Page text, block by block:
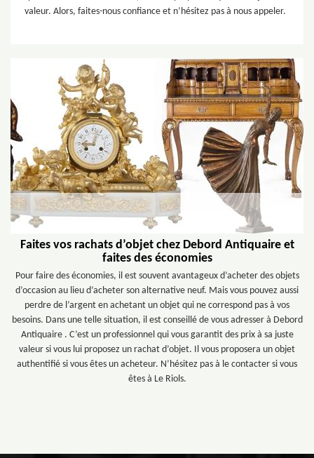
valeur. Alors, faites-nous confiance et n’hésitez pas à nous appeler.
Faites vos rachats d’objet chez Debord Antiquaire et
faites des économies
Pour faire des économies, il est souvent avantageux d’acheter des objets
d’occasion au lieu d’acheter son alternative neuf. Mais vous pouvez aussi
perdre de l’argent en achetant un objet qui ne correspond pas à vos
besoins. Dans une telle situation, il est conseillé de vous adresser à Debord
Antiquaire . C’est un professionnel qui vous garantit des prix à sa juste
valeur si vous lui proposez un rachat d’objet. Il vous proposera un objet
authentifié si vous êtes un acheteur. N’hésitez pas à le contacter si vous
êtes à Le Riols.